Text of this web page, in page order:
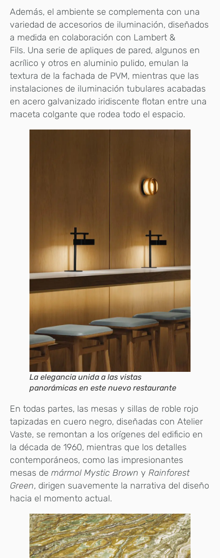
Además, el ambiente se complementa con una
variedad de accesorios de iluminación, diseñados
a medida en colaboración con Lambert &
Fils. Una serie de apliques de pared, algunos en
acrílico y otros en aluminio pulido, emulan la
textura de la fachada de PVM, mientras que las
instalaciones de iluminación tubulares acabadas
en acero galvanizado iridiscente flotan entre una
maceta colgante que rodea todo el espacio.
La elegancia unida a las vistas
panorámicas en este nuevo restaurante
En todas partes, las mesas y sillas de roble rojo
tapizadas en cuero negro, diseñadas con Atelier
Vaste, se remontan a los orígenes del edificio en
la década de 1960, mientras que los detalles
contemporáneos, como las impresionantes
mesas de mármol Mystic Brown y Rainforest
Green, dirigen suavemente la narrativa del diseño
hacia el momento actual.